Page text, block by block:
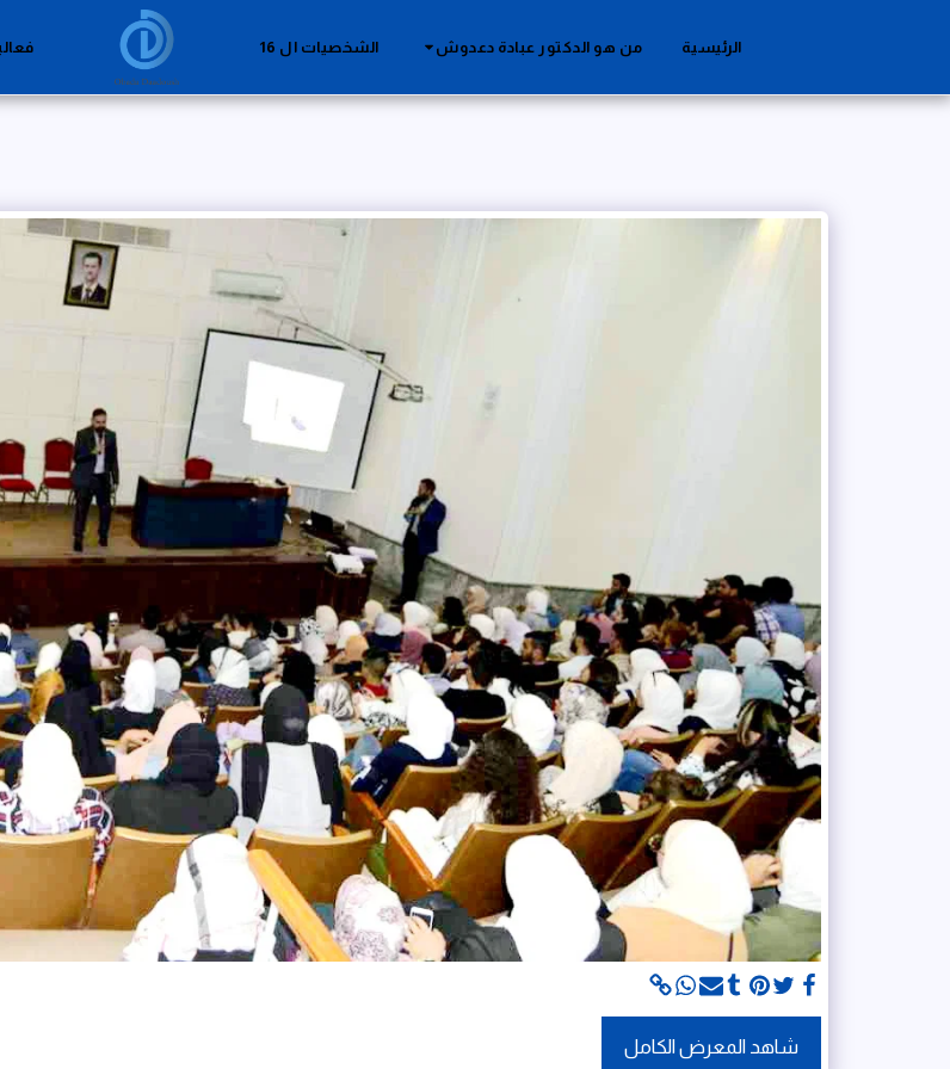
الرئيسية من هو الدكتور عبادة دعدوش الشخصيات ال 16
شاهد المعرض الكامل